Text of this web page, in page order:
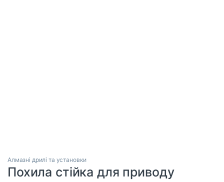
Алмазні дрилі та установки
Похила стійка для приводу